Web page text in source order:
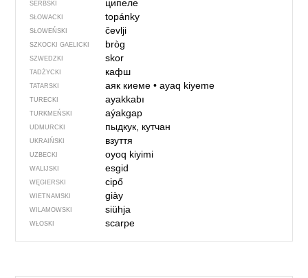
SERBSKI ципеле
SŁOWACKI topánky
SŁOWEŃSKI čevlji
SZKOCKI GAELICKI bròg
SZWEDZKI skor
TADŻYCKI кафш
TATARSKI аяк киеме• ayaq kiyeme
TURECKI ayakkabı
TURKMEŃSKI aýakgap
UDMURCKI пыдкук, кутчан
UKRAIŃSKI взуття
UZBECKI oyoq kiyimi
WALIJSKI esgid
WĘGIERSKI cipő
WIETNAMSKI giày
WILAMOWSKI siühja
WŁOSKI scarpe